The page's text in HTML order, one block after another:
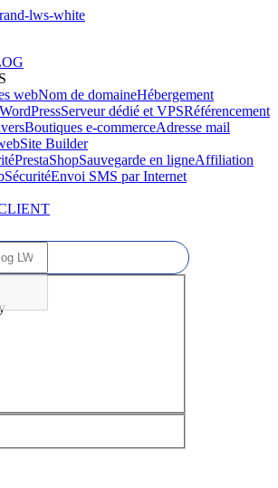
webNom de domaineHébergement
WordPressServeur dédié et VPSRéférencement
Boutiques e-commerceAdresse mail
Site Builder
PrestaShopSauvegarde en ligneAffiliation
SécuritéEnvoi SMS par Internet